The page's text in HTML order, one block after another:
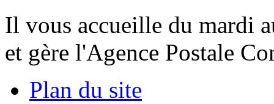
Il vous accueille du mardi
et gère l'Agence Postale
Plan du site